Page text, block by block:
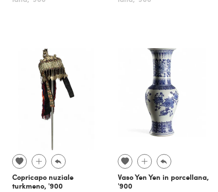
Copricapo nuziale
turkmeno, '900
Vaso Yen Yen in porcellana,
'900